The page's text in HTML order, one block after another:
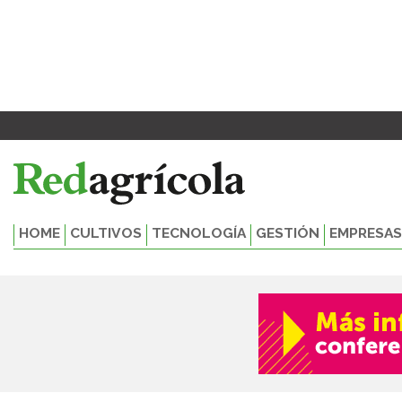
HOME CULTIVOS TECNOLOGÍA GESTIÓN EMPRESAS